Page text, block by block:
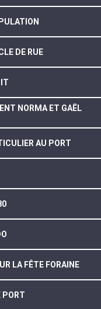
SPECTACLE DE RUE
NORMA ET GAËL
AU PORT
LA FÊTE FORAINE
PORT